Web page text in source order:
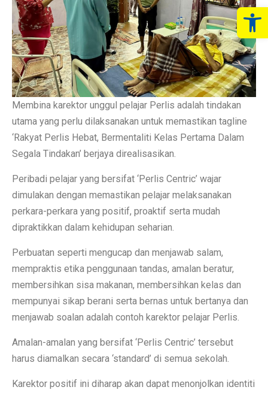
Membina karektor unggul pelajar Perlis adalah tindakan
utama yang perlu dilaksanakan untuk memastikan tagline
‘Rakyat Perlis Hebat, Bermentaliti Kelas Pertama Dalam
Segala Tindakan’ berjaya direalisasikan.
Peribadi pelajar yang bersifat ‘Perlis Centric’ wajar
dimulakan dengan memastikan pelajar melaksanakan
perkara-perkara yang positif, proaktif serta mudah
dipraktikkan dalam kehidupan seharian.
Perbuatan seperti mengucap dan menjawab salam,
mempraktis etika penggunaan tandas, amalan beratur,
membersihkan sisa makanan, membersihkan kelas dan
mempunyai sikap berani serta bernas untuk bertanya dan
menjawab soalan adalah contoh karektor pelajar Perlis.
Amalan-amalan yang bersifat ‘Perlis Centric’ tersebut
harus diamalkan secara ‘standard’ di semua sekolah.
Karektor positif ini diharap akan dapat menonjolkan identiti